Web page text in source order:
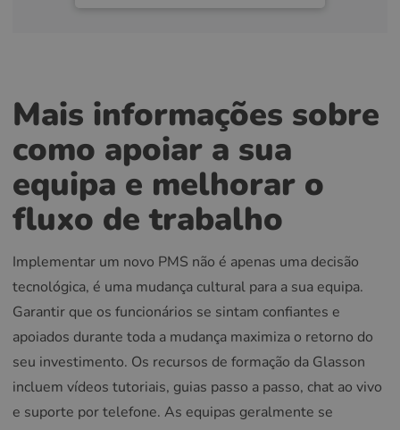
Mais informações sobre
como apoiar a sua
equipa e melhorar o
fluxo de trabalho
Implementar um novo PMS não é apenas uma decisão
tecnológica, é uma mudança cultural para a sua equipa.
Garantir que os funcionários se sintam confiantes e
apoiados durante toda a mudança maximiza o retorno do
seu investimento. Os recursos de formação da Glasson
incluem vídeos tutoriais, guias passo a passo, chat ao vivo
e suporte por telefone. As equipas geralmente se